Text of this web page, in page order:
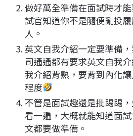
做好萬全準備在面試時才
試官知道你不是隨便亂投
人。
英文自我介紹一定要準備
司通通都有要求英文自我
我介紹背熟，要背到內化
程度
不管是面試趣還是批踢踢
看一遍，大概就能知道面
文都要做準備。